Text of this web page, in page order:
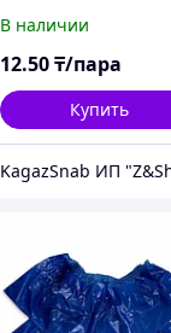
В наличии
12.50₸/пара
Купить